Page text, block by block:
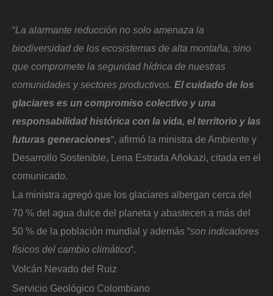
“La alarmante reducción no solo amenaza la
biodiversidad de los ecosistemas de alta montaña, sino
que compromete la seguridad hídrica de nuestras
comunidades y sectores productivos. El cuidado de los
glaciares es un compromiso colectivo y una
responsabilidad histórica con la vida, el territorio y las
futuras generaciones“, afirmó la ministra de Ambiente y
Desarrollo Sostenible, Lena Estrada Añokazi, citada en el
comunicado.
La ministra agregó que los glaciares albergan cerca del
70 % del agua dulce del planeta y abastecen a más del
50 % de la población mundial y además “son indicadores
físicos del cambio climático“.
Volcán Nevado del Ruiz
Servicio Geológico Colombiano